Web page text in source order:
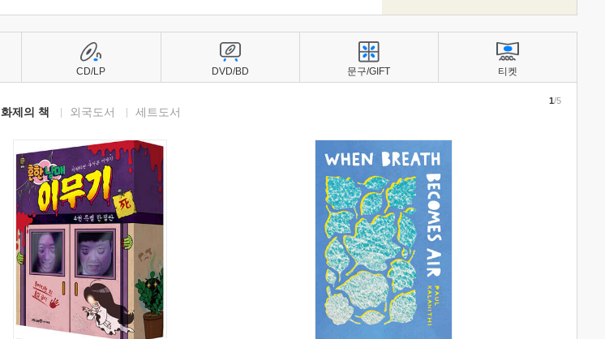
화제의 책 외국도서 세트도서
1/5
CD/LP DVD/BD 문구/GIFT 티켓